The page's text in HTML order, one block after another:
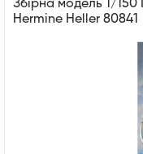
Збірна модель 1/
Hermine Heller 80841